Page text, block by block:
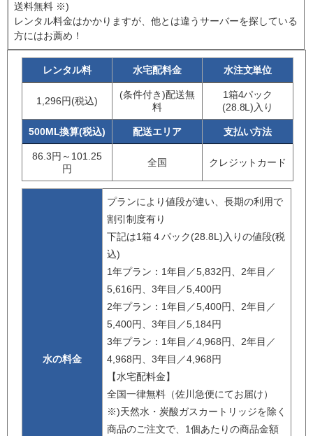
送料無料 ※)
レンタル料金はかかりますが、他とは違うサーバーを探している
方にはお薦め！
レンタル料 水宅配料金 水注文単位
1,296円(税込)
(条件付き)配送無
料
1箱4パック
(28.8L)入り
500ML換算(税込) 配送エリア 支払い方法
86.3円～101.25
円
全国 クレジットカード
水の料金
プランにより値段が違い、長期の利用で
割引制度有り
下記は1箱４パック(28.8L)入りの値段(税
込)
1年プラン：1年目／5,832円、2年目／
5,616円、3年目／5,400円
2年プラン：1年目／5,400円、2年目／
5,400円、3年目／5,184円
3年プラン：1年目／4,968円、2年目／
4,968円、3年目／4,968円
【水宅配料金】
全国一律無料（佐川急便にてお届け）
※)天然水・炭酸ガスカートリッジを除く
商品のご注文で、1個あたりの商品金額